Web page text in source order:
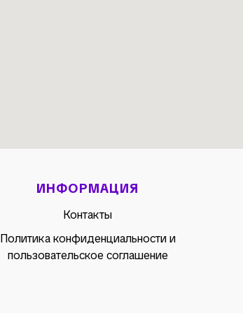
ИНФОРМАЦИЯ
Контакты
Политика конфиденциальности и
пользовательское соглашение